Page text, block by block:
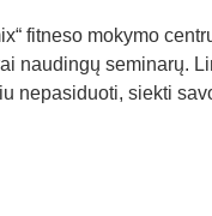
fitneso mokymo
naudingų seminarų.
nepasiduoti, siekti